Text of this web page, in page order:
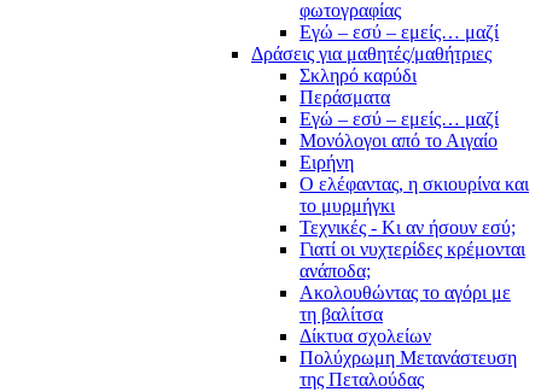
φωτογραφίας
Εγώ – εσύ – εμείς… μαζί
Δράσεις για μαθητές/μαθήτριες
Σκληρό καρύδι
Περάσματα
Εγώ – εσύ – εμείς… μαζί
Μονόλογοι από το Αιγαίο
Ειρήνη
Ο ελέφαντας, η σκιουρίνα και
το μυρμήγκι
Τεχνικές - Κι αν ήσουν εσύ;
Γιατί οι νυχτερίδες κρέμονται
ανάποδα;
Ακολουθώντας το αγόρι με
τη βαλίτσα
Δίκτυα σχολείων
Πολύχρωμη Μετανάστευση
της Πεταλούδας